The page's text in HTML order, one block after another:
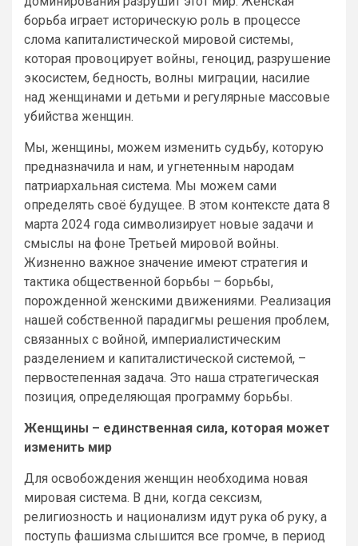
борьба играет историческую роль в процессе
слома капиталистической мировой системы,
которая провоцирует войны, геноцид, разрушение
экосистем, бедность, волны миграции, насилие
над женщинами и детьми и регулярные массовые
убийства женщин.
Мы, женщины, можем изменить судьбу, которую
предназначила и нам, и угнетенным народам
патриархальная система. Мы можем сами
определять своё будущее. В этом контексте дата 8
марта 2024 года символизирует новые задачи и
смыслы на фоне Третьей мировой войны.
Жизненно важное значение имеют стратегия и
тактика общественной борьбы – борьбы,
порожденной женскими движениями. Реализация
нашей собственной парадигмы решения проблем,
связанных с войной, империалистическим
разделением и капиталистической системой, –
первостепенная задача. Это наша стратегическая
позиция, определяющая программу борьбы.
Женщины – единственная сила, которая может
изменить мир
Для освобождения женщин необходима новая
мировая система. В дни, когда сексизм,
религиозность и национализм идут рука об руку, а
поступь фашизма слышится все громче, в период